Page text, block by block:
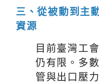
三、從被動到主
資源
目前臺灣工
仍有限。多
管與出口壓